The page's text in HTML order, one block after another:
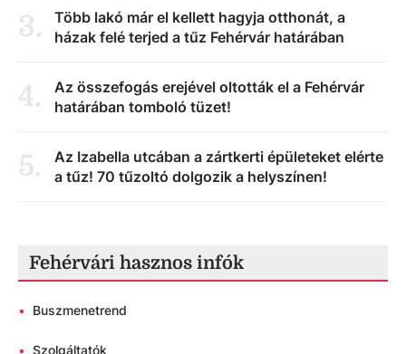
3.
Több lakó már el kellett hagyja otthonát, a
házak felé terjed a tűz Fehérvár határában
4.
Az összefogás erejével oltották el a Fehérvár
határában tomboló tüzet!
5.
Az Izabella utcában a zártkerti épületeket elérte
a tűz! 70 tűzoltó dolgozik a helyszínen!
Fehérvári hasznos infók
• Buszmenetrend
• Szolgáltatók